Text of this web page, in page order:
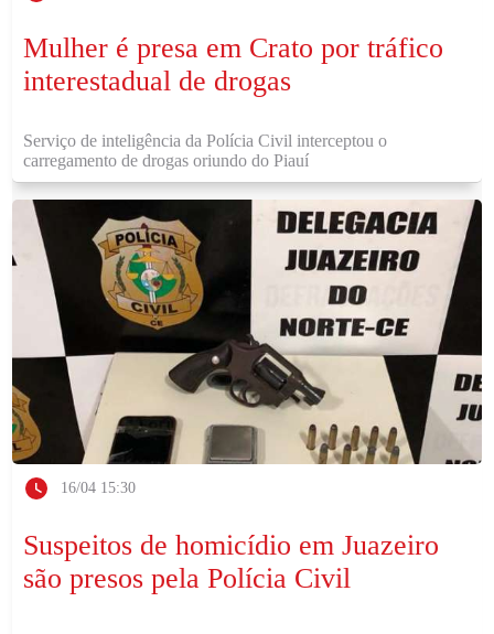
Mulher é presa em Crato por tráfico
interestadual de drogas
Serviço de inteligência da Polícia Civil interceptou o
carregamento de drogas oriundo do Piauí
16/04 15:30
Suspeitos de homicídio em Juazeiro
são presos pela Polícia Civil